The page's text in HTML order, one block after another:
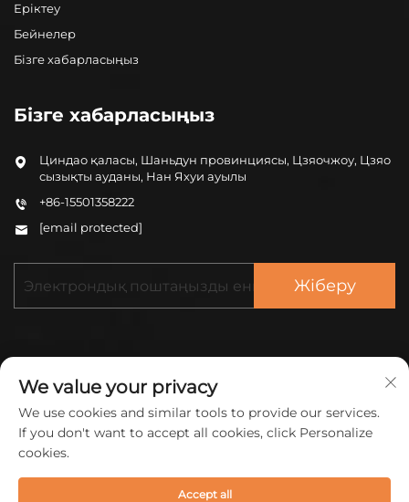
Еріктеу
Бейнелер
Бізге хабарласыңыз
Бізге хабарласыңыз
Циндао қаласы, Шаньдун провинциясы, Цзяочжоу, Цзяо
сызықты ауданы, Нан Яхуи ауылы
+86-15501358222
[email protected]
Жіберу
© 2026 China ZHONGCHENG (QINGDAO) NEW
MATERIAL CO LTD барлық құқықтар қорғалған.
We value your privacy
We use cookies and similar tools to provide our services.
If you don't want to accept all cookies, click Personalize
cookies.
Accept all